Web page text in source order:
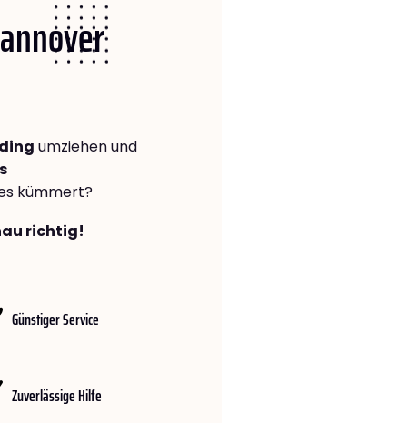
umziehen und
kümmert?
richtig!
Günstiger Service
Zuverlässige Hilfe